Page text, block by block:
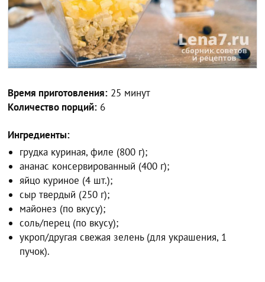
Время приготовления: 25 минут
Количество порций: 6
Ингредиенты:
грудка куриная, филе (800 г);
ананас консервированный (400 г);
яйцо куриное (4 шт.);
сыр твердый (250 г);
майонез (по вкусу);
соль/перец (по вкусу);
укроп/другая свежая зелень (для украшения, 1
пучок).